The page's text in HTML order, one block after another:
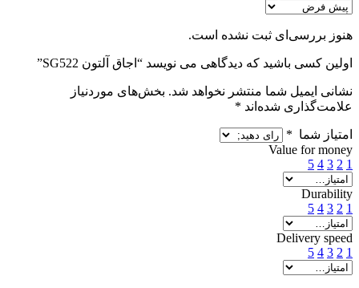
هنوز بررسی‌ای ثبت نشده است.
اولین کسی باشید که دیدگاهی می نویسد “اجاق آلتون SG522”
نشانی ایمیل شما منتشر نخواهد شد. بخش‌های موردنیاز
علامت‌گذاری شده‌اند *
امتیاز شما *
Value for money
1
2
3
4
5
Durability
1
2
3
4
5
Delivery speed
1
2
3
4
5